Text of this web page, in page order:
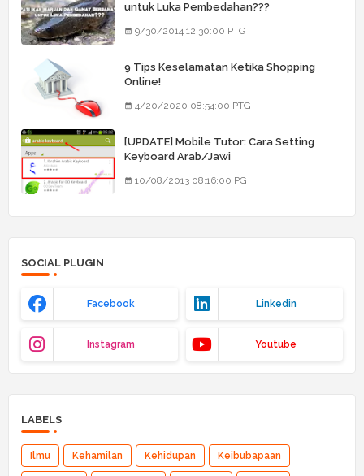
untuk Luka Pembedahan???
9/30/2014 12:30:00 PTG
9 Tips Keselamatan Ketika Shopping
Online!
4/20/2020 08:54:00 PTG
[UPDATE] Mobile Tutor: Cara Setting
Keyboard Arab/Jawi
10/08/2013 08:16:00 PG
SOCIAL PLUGIN
Facebook Linkedin
Instagram Youtube
LABELS
Ilmu Kehamilan Kehidupan Keibubapaan